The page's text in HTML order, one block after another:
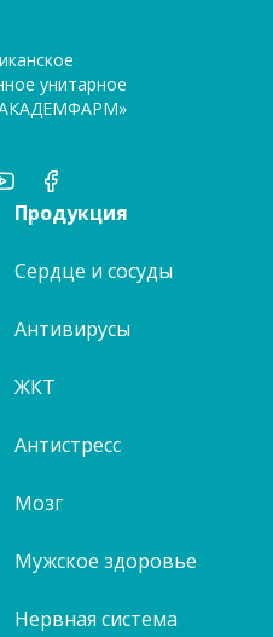
унитарное
Продукция
Сердце и сосуды
Антивирусы
ЖКТ
Антистресс
Мозг
Мужское здоровье
Нервная система